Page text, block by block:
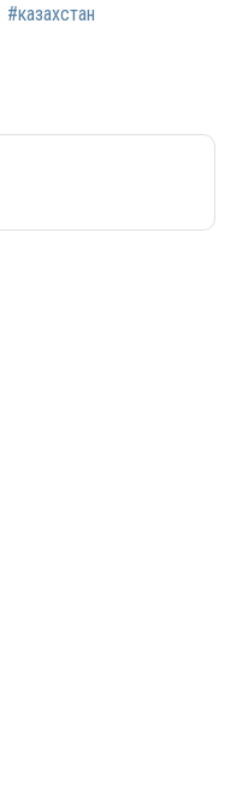
#казахстан